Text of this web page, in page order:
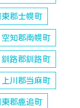
東郡士幌町
空知郡南幌町
釧路郡釧路町
上川郡当麻町
東郡鹿追町